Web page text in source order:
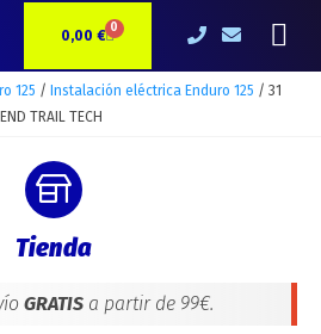
0,00 € 0CARRITO
125 / Instalación eléctrica Enduro 125 / 31
TRAIL TECH
Tienda
GRATISa partir de 99€.